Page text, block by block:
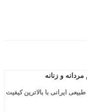
با بالاترین کیفیت